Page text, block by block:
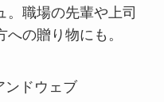
職場の先輩や上司
の贈り物にも。
ンドウェブ